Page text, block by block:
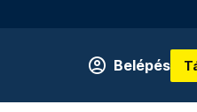
Belépés